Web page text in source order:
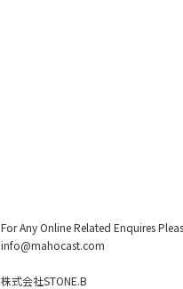
For Any Online Related Enquires
info@mahocast.com
株式会社STONE.B